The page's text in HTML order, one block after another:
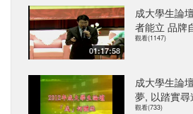
01:17:58
成大學生論
者能立 品牌
觀看(1147)
成大學生論
夢, 以踏實尋
觀看(733)